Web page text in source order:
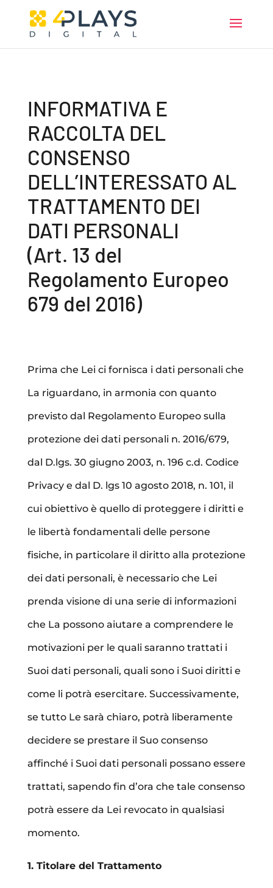
INFORMATIVA E
RACCOLTA DEL
CONSENSO
DELL’INTERESSATO AL
TRATTAMENTO DEI
DATI PERSONALI
(Art. 13 del
Regolamento Europeo
679 del 2016)
Prima che Lei ci fornisca i dati personali che
La riguardano, in armonia con quanto
previsto dal Regolamento Europeo sulla
protezione dei dati personali n. 2016/679,
dal D.lgs. 30 giugno 2003, n. 196 c.d. Codice
Privacy e dal D. lgs 10 agosto 2018, n. 101, il
cui obiettivo è quello di proteggere i diritti e
le libertà fondamentali delle persone
fisiche, in particolare il diritto alla protezione
dei dati personali, è necessario che Lei
prenda visione di una serie di informazioni
che La possono aiutare a comprendere le
motivazioni per le quali saranno trattati i
Suoi dati personali, quali sono i Suoi diritti e
come li potrà esercitare. Successivamente,
se tutto Le sarà chiaro, potrà liberamente
decidere se prestare il Suo consenso
affinché i Suoi dati personali possano essere
trattati, sapendo fin d’ora che tale consenso
potrà essere da Lei revocato in qualsiasi
momento.
1. Titolare del Trattamento